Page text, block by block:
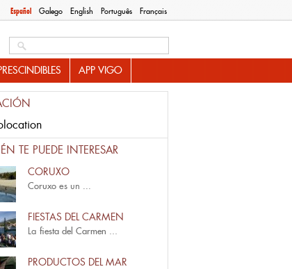
Español Galego English Português Français
APP VIGO
TE PUEDE INTERESAR
CORUXO
Coruxo es un ...
FIESTAS DEL CARMEN
La fiesta del Carmen ...
PRODUCTOS DEL MAR